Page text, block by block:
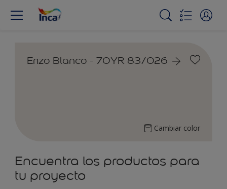
Erizo Blanco - 70YR 83/026
Cambiar color
Encuentra los productos para
tu proyecto